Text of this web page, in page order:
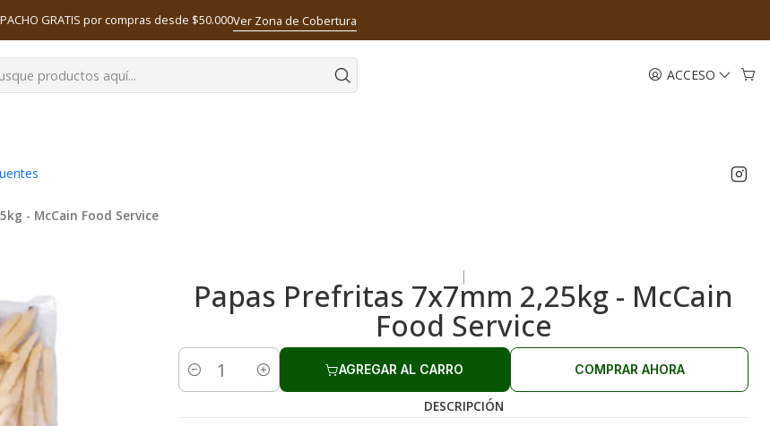
ACCESO
GRATIS por compras desde $50.000Ver Zona de Cobertura
- McCain Food Service
|
Papas Prefritas 7x7mm 2,25kg - McCain
Food Service
Cantidad
AGREGAR AL CARRO COMPRAR AHORA
DESCRIPCIÓN